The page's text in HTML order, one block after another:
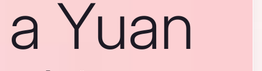
a Yuan